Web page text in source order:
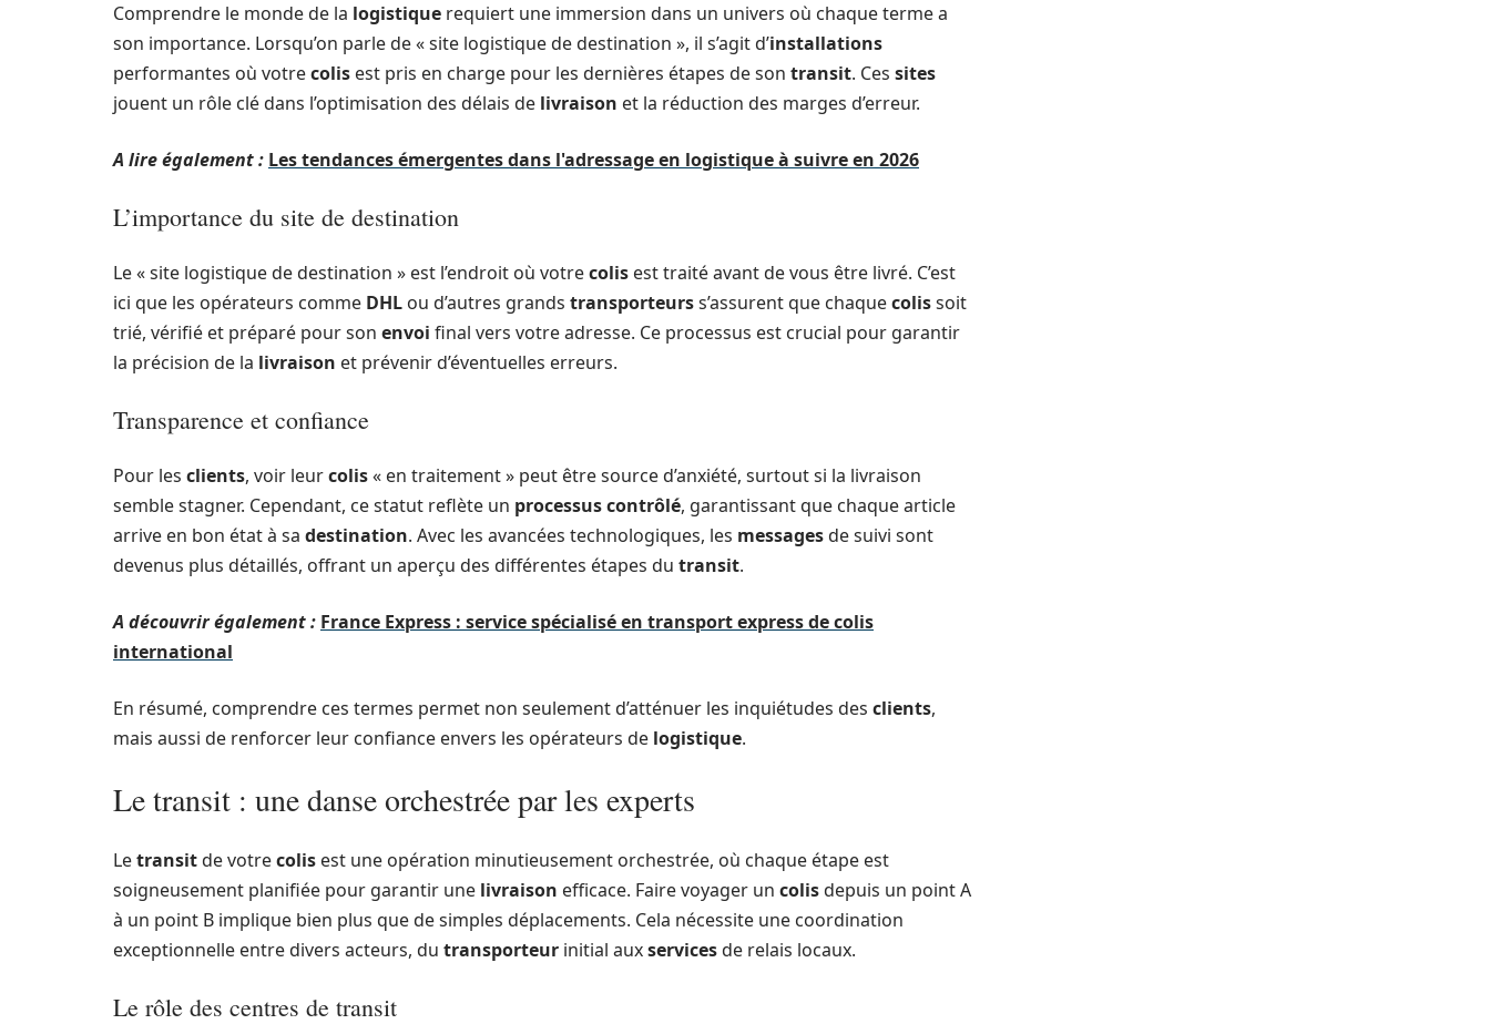
Comprendre le monde de la logistique requiert une immersion dans un univers où chaque terme a
son importance. Lorsqu’on parle de « site logistique de destination », il s’agit d’installations
performantes où votrecolis est pris en charge pour les dernières étapes de son transit. Ces sites
jouent un rôle clé dans l’optimisation des délais de livraison et la réduction des marges d’erreur.
A lire également : Les tendances émergentes dans l'adressage en logistique à suivre en 2026
L’importance du site de destination
Le « site logistique de destination » est l’endroit où votrecolis est traité avant de vous être livré. C’est
ici que les opérateurs comme DHL ou d’autres grands transporteurss’assurent que chaquecolissoit
trié, vérifié et préparé pour son envoi final vers votre adresse. Ce processus est crucial pour garantir
la précision de la livraison et prévenir d’éventuelles erreurs.
Transparence et confiance
Pour les clients, voir leurcolis« en traitement » peut être source d’anxiété, surtout si la livraison
semble stagner. Cependant, ce statut reflète un processus contrôlé, garantissant que chaque article
arrive en bon état à sa destination. Avec les avancées technologiques, les messagesde suivi sont
devenus plus détaillés, offrant un aperçu des différentes étapes du transit.
A découvrir également : France Express : service spécialisé en transport express de colis
international
En résumé, comprendre ces termes permet non seulement d’atténuer les inquiétudes des clients,
mais aussi de renforcer leur confiance envers les opérateurs de logistique.
Le transit : une danse orchestrée par les experts
Letransitde votrecolis est une opération minutieusement orchestrée, où chaque étape est
soigneusement planifiée pour garantir une livraison efficace. Faire voyager un colisdepuis un point A
à un point B implique bien plus que de simples déplacements. Cela nécessite une coordination
exceptionnelle entre divers acteurs, du transporteur initial auxservicesde relais locaux.
Le rôle des centres de transit